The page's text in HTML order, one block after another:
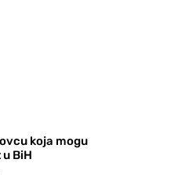
koja mogu
BiH